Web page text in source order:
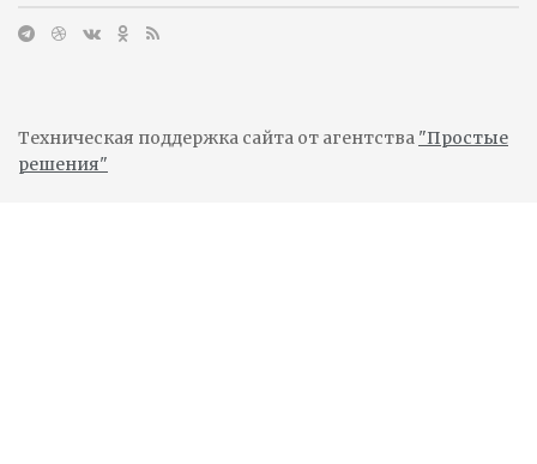
Техническая поддержка сайта от агентства "Простые
решения"